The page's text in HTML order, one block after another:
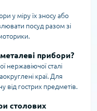
у міру їх зносу або
посуд разом зі
прибори?
нержавіючої сталі
краї. Для
від гострих предметів.
столових